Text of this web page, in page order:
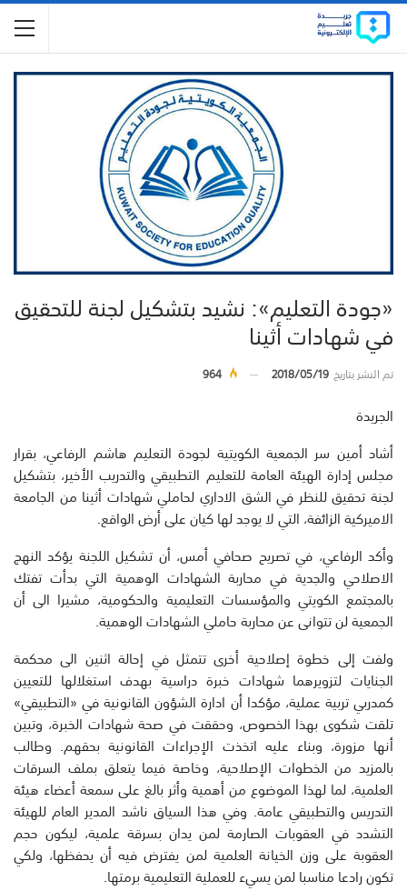
«جودة التعليم»: نشيد بتشكيل لجنة للتحقيق
في شهادات أثينا
تم النشر بتاريخ2018/05/19
964
الجريدة
أشاد أمين سر الجمعية الكويتية لجودة التعليم هاشم الرفاعي، بقرار
مجلس إدارة الهيئة العامة للتعليم التطبيقي والتدريب الأخير، بتشكيل
لجنة تحقيق للنظر في الشق الاداري لحاملي شهادات أثينا من الجامعة
الاميركية الزائفة، التي لا يوجد لها كيان على أرض الواقع.
وأكد الرفاعي، في تصريح صحافي أمس، أن تشكيل اللجنة يؤكد النهج
الاصلاحي والجدية في محاربة الشهادات الوهمية التي بدأت تفتك
بالمجتمع الكويتي والمؤسسات التعليمية والحكومية، مشيرا الى أن
الجمعية لن تتوانى عن محاربة حاملي الشهادات الوهمية.
ولفت إلى خطوة إصلاحية أخرى تتمثل في إحالة اثنين الى محكمة
الجنايات لتزويرهما شهادات خبرة دراسية بهدف استغلالها للتعيين
كمدربي تربية عملية، مؤكدا أن ادارة الشؤون القانونية في «التطبيقي»
تلقت شكوى بهذا الخصوص، وحققت في صحة شهادات الخبرة، وتبين
أنها مزورة، وبناء عليه اتخذت الإجراءات القانونية بحقهم. وطالب
بالمزيد من الخطوات الإصلاحية، وخاصة فيما يتعلق بملف السرقات
العلمية، لما لهذا الموضوع من أهمية وأثر بالغ على سمعة أعضاء هيئة
التدريس والتطبيقي عامة. وفي هذا السياق ناشد المدير العام للهيئة
التشدد في العقوبات الصارمة لمن يدان بسرقة علمية، ليكون حجم
العقوبة على وزن الخيانة العلمية لمن يفترض فيه أن يحفظها، ولكي
تكون رادعا مناسبا لمن يسيء للعملية التعليمية برمتها.